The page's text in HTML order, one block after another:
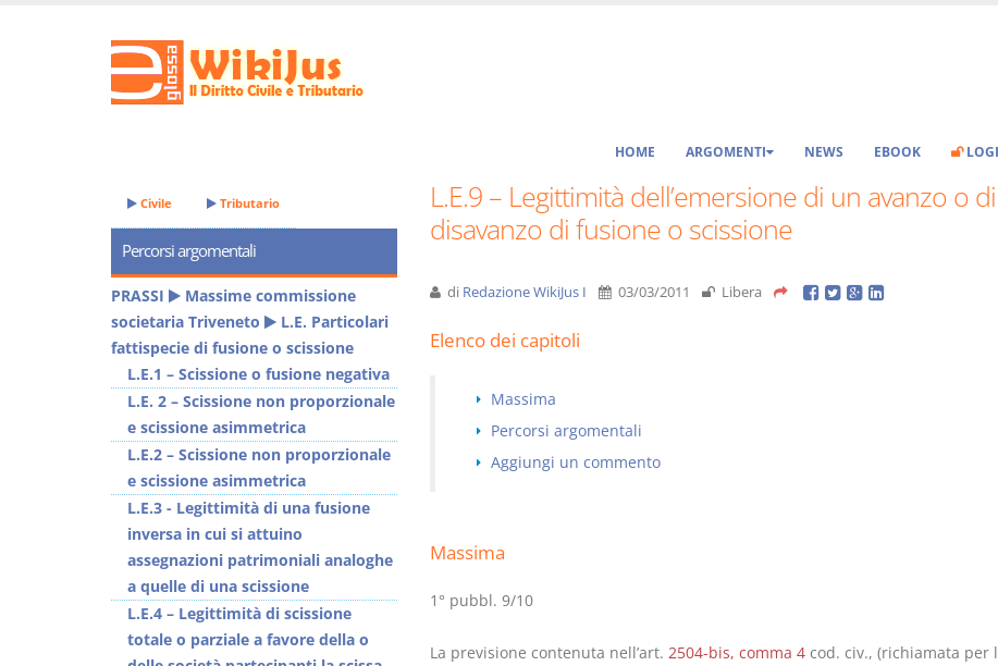
HOME ARGOMENTI NEWS EBOOK
L.E.9 – Legittimità dell’emersione di un avanzo o
disavanzo di fusione o scissione
di Redazione WikiJus I 03/03/2011 Libera
Elenco dei capitoli
Massima
Percorsi argomentali
Aggiungi un commento
Massima
1° pubbl. 9/10
La previsione contenuta nell’art. 2504-bis, comma 4cod. civ., (richiamata per
Civile Tributario
Percorsi argomentali
PRASSI
Massime commissione
societaria Triveneto
L.E. Particolari
fattispecie di fusione o scissione
L.E.1 – Scissione o fusione negativa
L.E. 2 – Scissione non proporzionale
e scissione asimmetrica
L.E.2 – Scissione non proporzionale
e scissione asimmetrica
L.E.3 - Legittimità di una fusione
inversa in cui si attuino
assegnazioni patrimoniali analoghe
a quelle di una scissione
L.E.4 – Legittimità di scissione
totale o parziale a favore della o